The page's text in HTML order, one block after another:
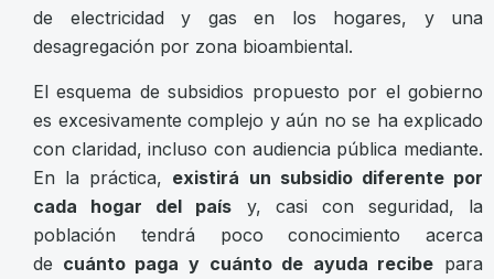
de electricidad y gas en los hogares, y una
desagregación por zona bioambiental.
El esquema de subsidios propuesto por el gobierno
es excesivamente complejo y aún no se ha explicado
con claridad, incluso con audiencia pública mediante.
En la práctica, existirá un subsidio diferente por
cada hogar del país
y, casi con seguridad, la
población tendrá poco conocimiento acerca
de cuánto paga y cuánto de ayuda recibe para